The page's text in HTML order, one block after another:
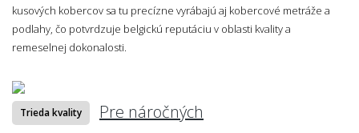
kusových kobercov sa tu precízne vyrábajú aj kobercové metráže a
podlahy, čo potvrdzuje belgickú reputáciu v oblasti kvality a
remeselnej dokonalosti.
Trieda kvality Pre náročných